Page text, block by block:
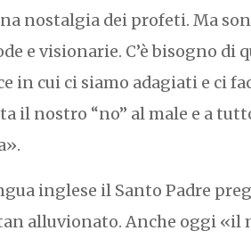
nostalgia dei profeti. Ma
e visionarie. C’è bisogno di
in cui ci siamo adagiati e ci
il nostro “no” al male e a
inglese il Santo Padre
alluvionato. Anche oggi «il